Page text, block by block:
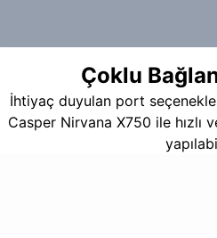
Çoklu
İhtiyaç duyulan port
Casper Nirvana X750 ile hızlı